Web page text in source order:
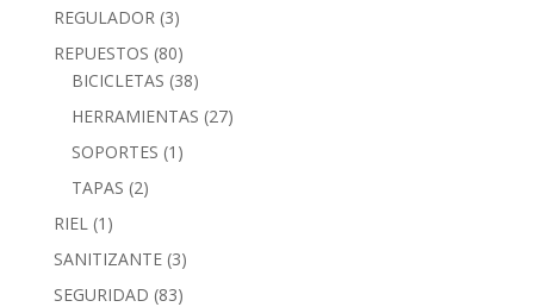
REGULADOR (3)
REPUESTOS (80)
BICICLETAS (38)
HERRAMIENTAS (27)
SOPORTES (1)
TAPAS (2)
RIEL (1)
SANITIZANTE (3)
SEGURIDAD (83)